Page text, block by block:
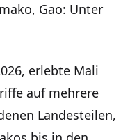
Gao: Unter
erlebte Mali
auf mehrere
Landesteilen,